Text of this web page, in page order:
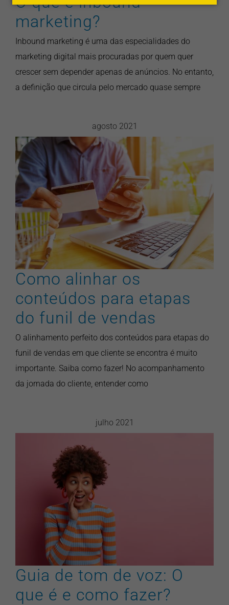
marketing?
Inbound marketing é uma das especialidades do
marketing digital mais procuradas por quem quer
crescer sem depender apenas de anúncios. No entanto,
a definição que circula pelo mercado quase sempre
agosto 2021
Como alinhar os conteúdos
para etapas do funil de
vendas
marketing pontonews
Como alinhar os
conteúdos para etapas
do funil de vendas
O alinhamento perfeito dos conteúdos para etapas do
funil de vendas em que cliente se encontra é muito
importante. Saiba como fazer! No acompanhamento
da jornada do cliente, entender como
julho 2021
Guia de tom de voz: O que é e
como fazer?
marketing pontonews
Guia de tom de voz: O
que é e como fazer?